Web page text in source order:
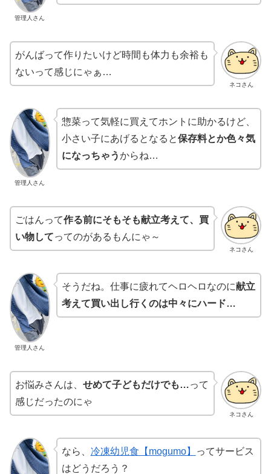
管理人さん
ネコさん
がんばって作りたいけど時間も体力も余裕も
ないって感じにゃぁ…
管理人さん
惣菜って気軽に買えてホントに助かるけど、
小さい子にあげるとなると保存料とか色々気
になっちゃうからね…
ネコさん
ごはんって作る前にそもそも献立考えて、買
い物してってのがあるもんにゃ～
管理人さん
そうだね。仕事に疲れてヘロヘロなのに献立
考えて買い出し行くのは中々にハード…
ネコさん
お悩みさんは、 せめて子どもだけでも…って
感じだったのにゃ
なら、 冷凍幼児食【mogumo】
ってサービス
はどうだろう？